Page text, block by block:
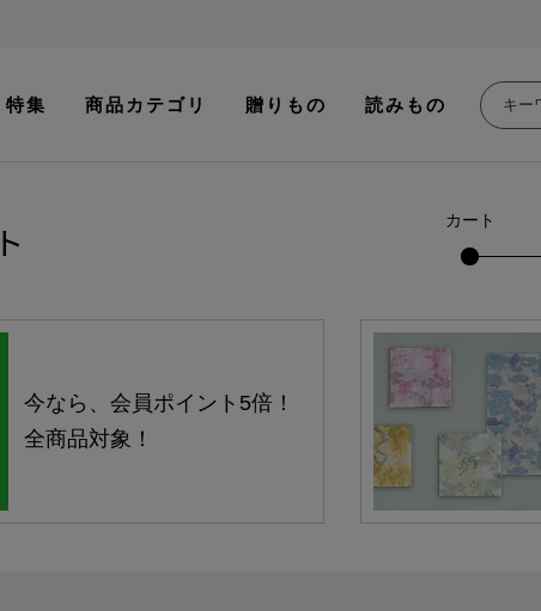
特集 商品カテゴリ 贈りもの 読みもの
カート
今なら、会員ポイント5倍！
全商品対象！